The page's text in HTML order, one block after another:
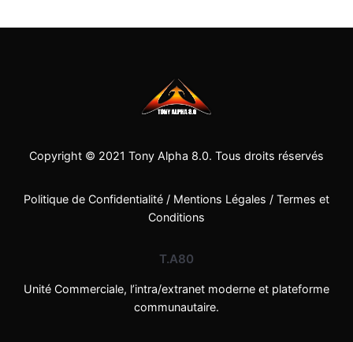
Copyright © 2021 Tony Alpha 8.0. Tous droits réservés
Politique de Confidentialité / Mentions Légales / Termes et
Conditions
T.A80
Unité Commerciale, l’intra/extranet moderne et plateforme
communautaire.